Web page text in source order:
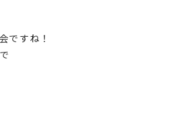
ですね！